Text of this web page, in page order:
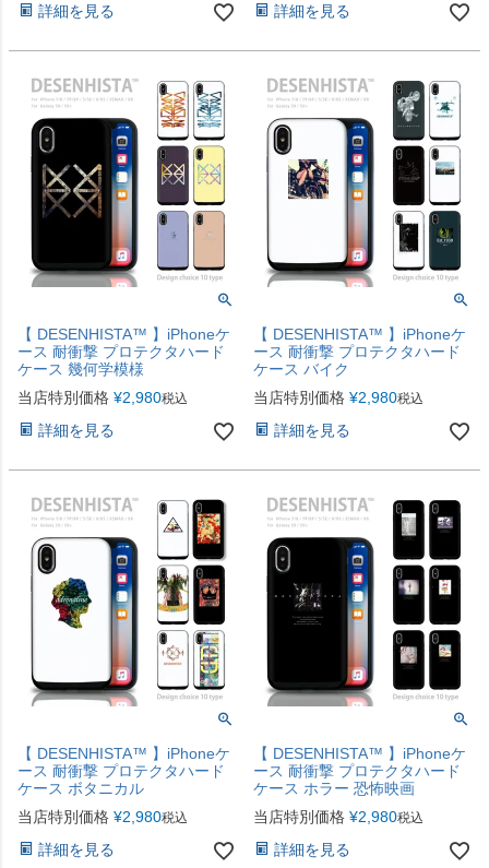
詳細を見る 詳細を見る
【 DESENHISTA™ 】iPhoneケ
ース 耐衝撃 プロテクタハード
ケース 幾何学模様
当店特別価格 ¥2,980税込
詳細を見る
【 DESENHISTA™ 】iPhoneケ
ース 耐衝撃 プロテクタハード
ケース バイク
当店特別価格 ¥2,980税込
詳細を見る
【 DESENHISTA™ 】iPhoneケ
ース 耐衝撃 プロテクタハード
ケース ボタニカル
当店特別価格 ¥2,980税込
詳細を見る
【 DESENHISTA™ 】iPhoneケ
ース 耐衝撃 プロテクタハード
ケース ホラー 恐怖映画
当店特別価格 ¥2,980税込
詳細を見る